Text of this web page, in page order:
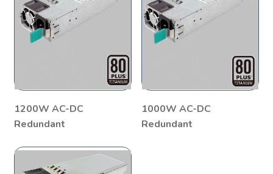
1200W AC-DC
Redundant
1000W AC-DC
Redundant